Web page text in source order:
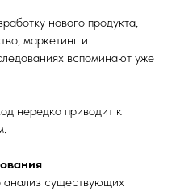
нового продукта,
маркетинг и
вспоминают уже
нередко приводит к
существующих